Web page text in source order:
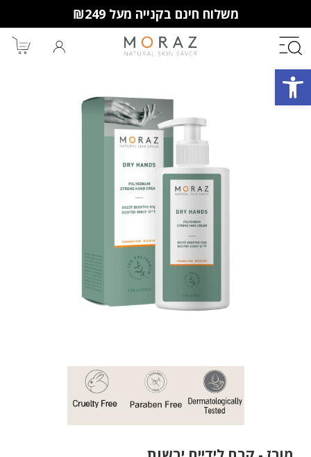
פתח סרגל נגישות
משלוח חינם בקנייה מעל ₪249
מבצעים שווים
וצבירת נקודות למימוש בקניות
הבאות.